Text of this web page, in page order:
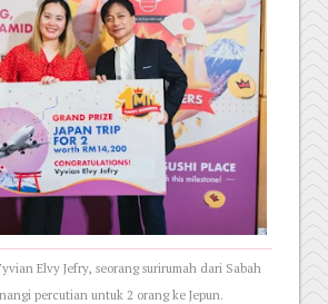
Elvy Jefry, seorang surirumah dari Sabah
percutian untuk 2 orang ke Jepun.